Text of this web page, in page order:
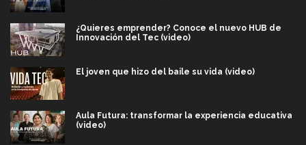
¿Quieres emprender? Conoce el nuevo HUB de
Innovación del Tec (video)
El joven que hizo del baile su vida (video)
Aula Futura: transformar la experiencia educativa
(video)